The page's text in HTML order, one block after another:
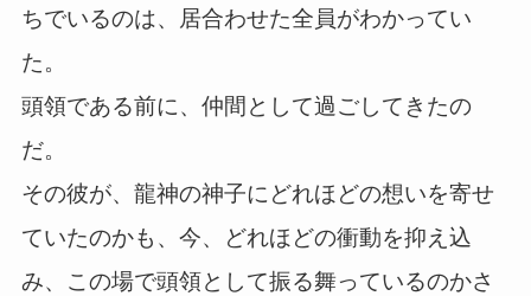
ちでいるのは、居合わせた全員がわかってい
た。
頭領である前に、仲間として過ごしてきたの
だ。
その彼が、龍神の神子にどれほどの想いを寄せ
ていたのかも、今、どれほどの衝動を抑え込
み、この場で頭領として振る舞っているのかさ